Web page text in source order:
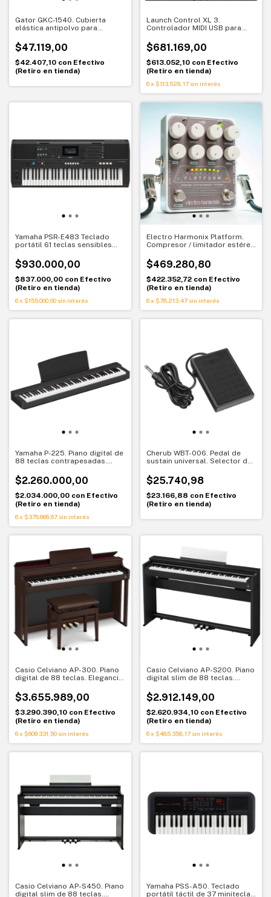
Gator GKC-1540. Cubierta
elástica antipolvo para
$47.119,00
$42.407,10 con Efectivo
(Retiro en tienda)
Launch Control XL 3.
Controlador MIDI USB para
$681.169,00
$613.052,10 con Efectivo
(Retiro en tienda)
6 x $113.528,17 sin interés
Yamaha PSR-E483 Teclado
portátil 61 teclas sensibles
$930.000,00
$837.000,00 con Efectivo
(Retiro en tienda)
6x $155.000,00 sin interés
Electro Harmonix Platform.
Compresor / limitador estéreo
dinámica
$469.280,80
$422.352,72 con Efectivo
(Retiro en tienda)
6 x $78.213,47 sin interés
Yamaha P-225. Piano digital de
88 teclas contrapesadas.
compacto
$2.260.000,00
$2.034.000,00 con Efectivo
(Retiro en tienda)
6x $376.666,67 sin interés
Cherub WBT-006. Pedal de
sustain universal. Selector de
antideslizante
$25.740,98
$23.166,88 con Efectivo
(Retiro en tienda)
Casio Celviano AP-300. Piano
digital de 88 teclas. Elegancia
$3.655.989,00
$3.290.390,10 con Efectivo
(Retiro en tienda)
6x $609.331,50 sin interés
Casio Celviano AP-S200. Piano
digital slim de 88 teclas.
sensación real
$2.912.149,00
$2.620.934,10 con Efectivo
(Retiro en tienda)
6 x $485.358,17 sin interés
Casio Celviano AP-S450. Piano
digital slim de 88 teclas.
Yamaha PSS-A50. Teclado
portátil táctil de 37 miniteclas